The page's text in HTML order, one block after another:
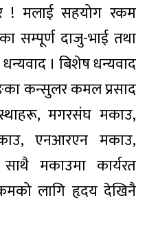
! मलाई सहयोग रकम
सम्पूर्ण दाजु-भाई तथा
। बिशेष धन्यवाद
कन्सुलर कमल प्रसाद
मगरसंघ मकाउ,
एनआरएन मकाउ,
मकाउमा कार्यरत
लागि हृदय देखिनै